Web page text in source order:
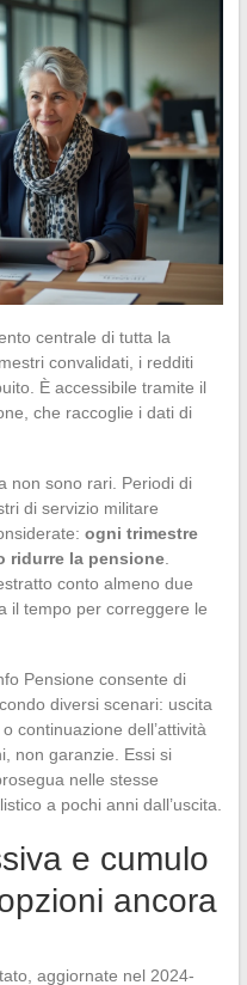
centrale di tutta la
convalidati, i redditi
È accessibile tramite il
che raccoglie i dati di
non sono rari. Periodi di
di servizio militare
ogni trimestre
ridurre la pensione.
conto almeno due
il tempo per correggere le
Pensione consente di
diversi scenari: uscita
continuazione dell’attività
non garanzie. Essi si
nelle stesse
a pochi anni dall’uscita.
e cumulo
ancora
aggiornate nel 2024-